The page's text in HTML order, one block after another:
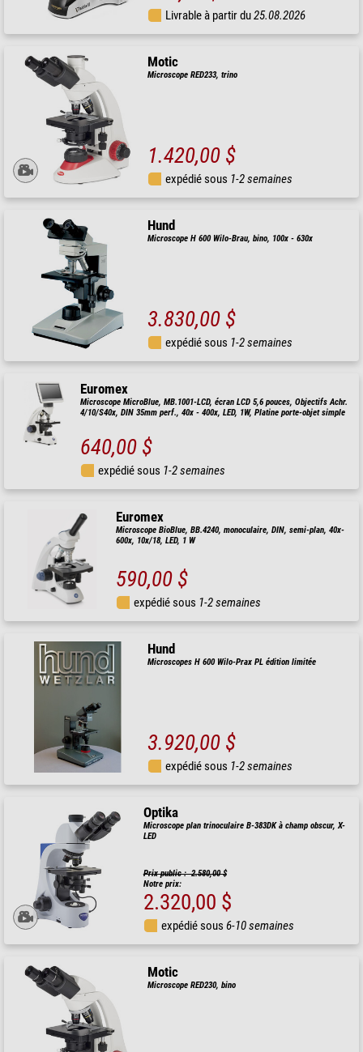
Livrable à partir du25.08.2026
Motic
Microscope RED233, trino
1.420,00 $
expédié sous 1-2 semaines
Hund
Microscope H 600 Wilo-Brau, bino, 100x - 630x
3.830,00 $
expédié sous 1-2 semaines
Euromex
Microscope MicroBlue, MB.1001-LCD, écran LCD 5,6 pouces, Objectifs Achr.
4/10/S40x, DIN 35mm perf., 40x - 400x, LED, 1W, Platine porte-objet simple
640,00 $
expédié sous 1-2 semaines
Euromex
Microscope BioBlue, BB.4240, monoculaire, DIN, semi-plan, 40x-
600x, 10x/18, LED, 1 W
590,00 $
expédié sous 1-2 semaines
Hund
Microscopes H 600 Wilo-Prax PL édition limitée
3.920,00 $
expédié sous 1-2 semaines
Optika
Microscope plan trinoculaire B-383DK à champ obscur, X-
LED
Prix public : 2.580,00 $
Notre prix:
2.320,00 $
expédié sous 6-10 semaines
Motic
Microscope RED230, bino